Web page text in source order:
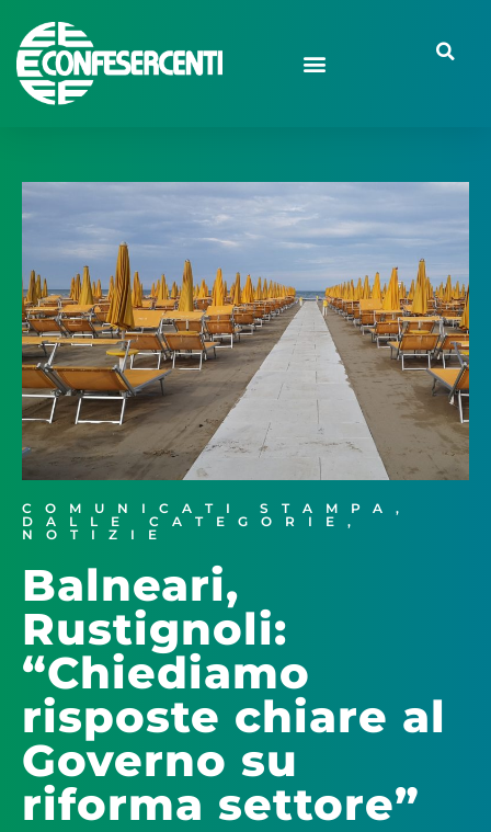
COMUNICATI STAMPA ,
DALLE CATEGORIE ,
NOTIZIE
Balneari,
Rustignoli:
“Chiediamo
risposte chiare al
Governo su
riforma settore”